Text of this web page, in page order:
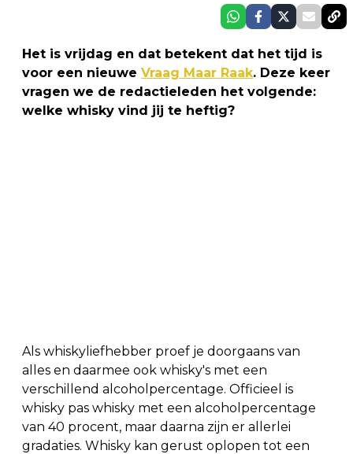
Het is vrijdag en dat betekent dat het tijd is
voor een nieuwe Vraag Maar Raak. Deze keer
vragen we de redactieleden het volgende:
welke whisky vind jij te heftig?
Als whiskyliefhebber proef je doorgaans van
alles en daarmee ook whisky's met een
verschillend alcoholpercentage. Officieel is
whisky pas whisky met een alcoholpercentage
van 40 procent, maar daarna zijn er allerlei
gradaties. Whisky kan gerust oplopen tot een